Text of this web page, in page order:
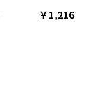
1,216